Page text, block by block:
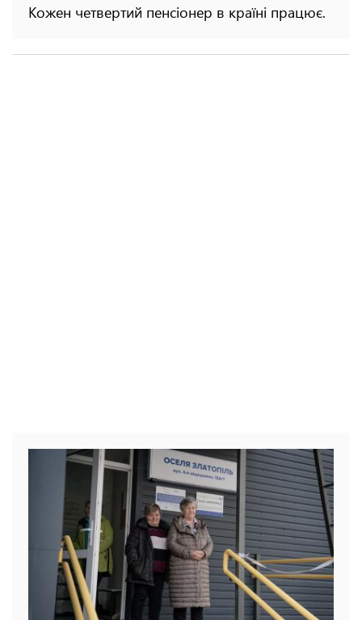
Кожен четвертий пенсіонер в країні працює.